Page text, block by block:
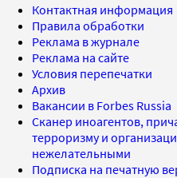
Контактная информация
Правила обработки
Реклама в журнале
Реклама на сайте
Условия перепечатки
Архив
Вакансии в Forbes Russia
Сканер иноагентов,
терроризму и
нежелательными
Подписка на печатную